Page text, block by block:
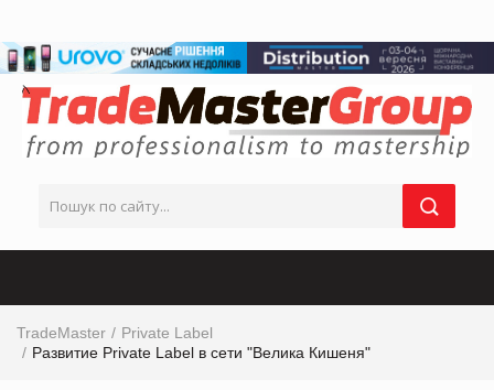
TradeMaster
Private Label
Развитие Private Label в сети "Велика Кишеня"